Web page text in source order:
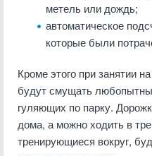
метель или дождь;
автоматическое
которые были
Кроме этого при занятии
будут смущать
гуляющих по парку.
дома, а можно ходить в
тренирующиеся вокруг,